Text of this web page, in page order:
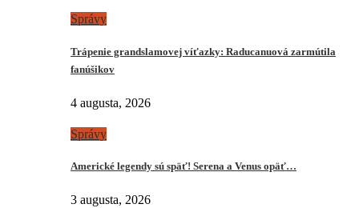
Správy
Trápenie grandslamovej víťazky: Raducanuová zarmútila
fanúšikov
4 augusta, 2026
Správy
Americké legendy sú späť! Serena a Venus opäť…
3 augusta, 2026